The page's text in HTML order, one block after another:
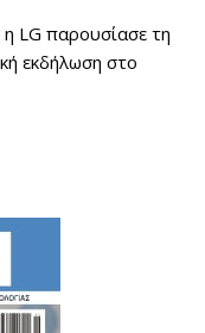
LG παρουσίασε τη
εκδήλωση στο